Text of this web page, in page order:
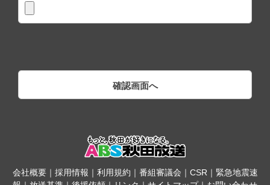
会社概要｜ 採用情報 ｜ 利用規約 ｜ 番組審議会 ｜ CSR｜ 緊急地震速